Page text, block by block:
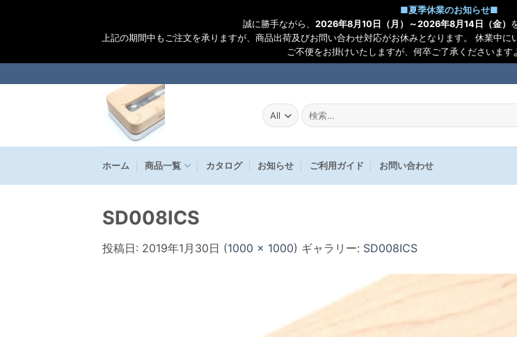
■夏季休業のお知らせ■
誠に勝手ながら、 2026年8月10日（月）～2026年8月14日（金）
上記の期間中もご注文を承りますが、商品出荷及びお問い合わせ対応がお休みとなります。 休業中に
ご不便をお掛けいたしますが、何卒ご了承くださいます
to
検
索
果:
ホーム 商品一覧 カタログ お知らせ ご利用ガイド お問い合わせ
SD008ICS
投稿日: 2019年1月30日 (1000 × 1000) ギャラリー: SD008ICS